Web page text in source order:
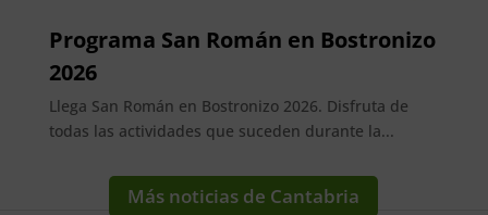
Programa San Román en Bostronizo
2026
Llega San Román en Bostronizo 2026. Disfruta de
todas las actividades que suceden durante la...
Más noticias de Cantabria